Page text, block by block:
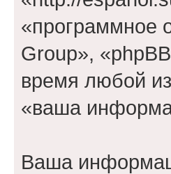
«программное
Group»,
время любой
«ваша
Ваша